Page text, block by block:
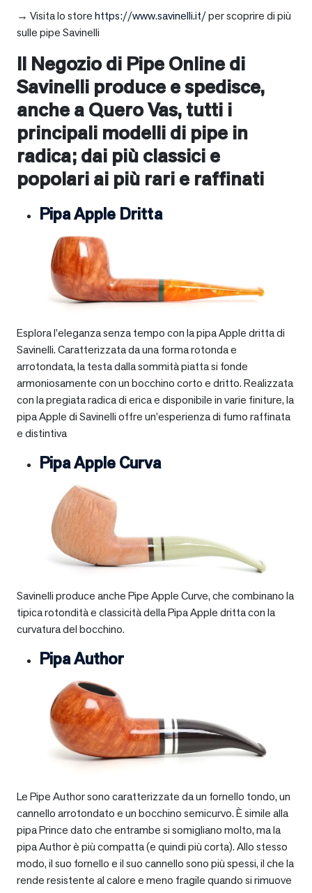
→ Visita lo storehttps://www.savinelli.it/per scoprire di più
sulle pipe Savinelli
Il Negozio di Pipe Online di
Savinelli produce e spedisce,
anche aQuero Vas, tutti i
principali modelli di pipe in
radica; dai più classici e
popolari ai più rari e raffinati
Pipa Apple Dritta
Esplora l’eleganza senza tempo con la pipa Apple dritta di
Savinelli. Caratterizzata da una forma rotonda e
arrotondata, la testa dalla sommità piatta si fonde
armoniosamente con un bocchino corto e dritto. Realizzata
con la pregiata radica di erica e disponibile in varie finiture, la
pipa Apple di Savinelli offre un’esperienza di fumo raffinata
e distintiva
Pipa Apple Curva
Savinelli produce anche Pipe Apple Curve, che combinano la
tipica rotondità e classicità della Pipa Apple dritta con la
curvatura del bocchino.
Pipa Author
Le Pipe Author sono caratterizzate da un fornello tondo, un
cannello arrotondato e un bocchino semicurvo. È simile alla
pipa Prince dato che entrambe si somigliano molto, ma la
pipa Author è più compatta (e quindi più corta). Allo stesso
modo, il suo fornello e il suo cannello sono più spessi, il che la
rende resistente al calore e meno fragile quando si rimuove